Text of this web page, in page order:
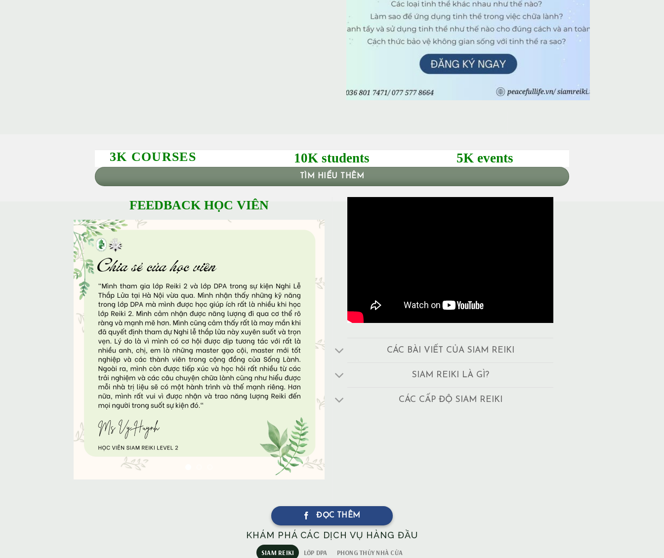
3K COURSES 10K students 5K events
TÌM HIỂU THÊM
FEEDBACK HỌC VIÊN
CÁC BÀI VIẾT CỦA SIAM REIKI
SIAM REIKI LÀ GÌ?
CÁC CẤP ĐỘ SIAM REIKI
ĐỌC THÊM
KHÁM PHÁ CÁC DỊCH VỤ HÀNG ĐẦU
SIAM REIKI